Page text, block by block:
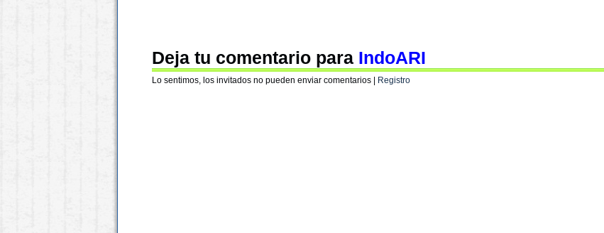
Deja tu comentario para IndoARI
Lo sentimos, los invitados no pueden enviar comentarios | Registro